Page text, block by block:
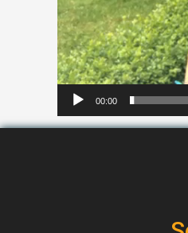
00:00